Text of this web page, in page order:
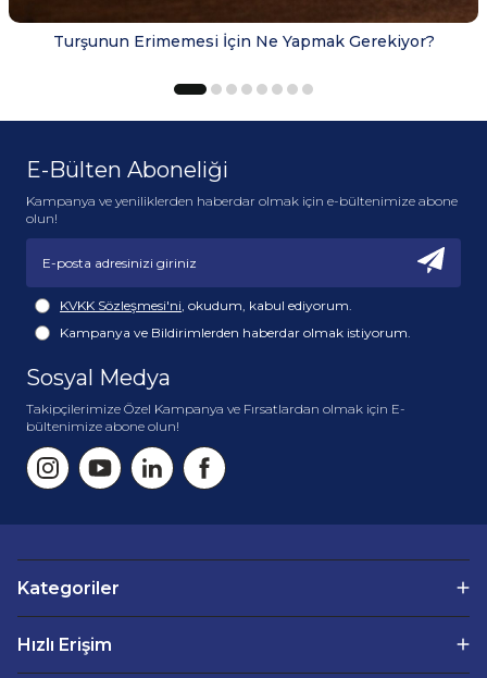
Turşunun Erimemesi İçin Ne Yapmak Gerekiyor?
E-Bülten Aboneliği
Kampanya ve yeniliklerden haberdar olmak için e-bültenimize abone
olun!
KVKK Sözleşmesi'ni , okudum, kabul ediyorum.
Kampanya ve Bildirimlerden haberdar olmak istiyorum.
Sosyal Medya
Takipçilerimize Özel Kampanya ve Fırsatlardan olmak için E-
bültenimize abone olun!
Kategoriler
Hızlı Erişim